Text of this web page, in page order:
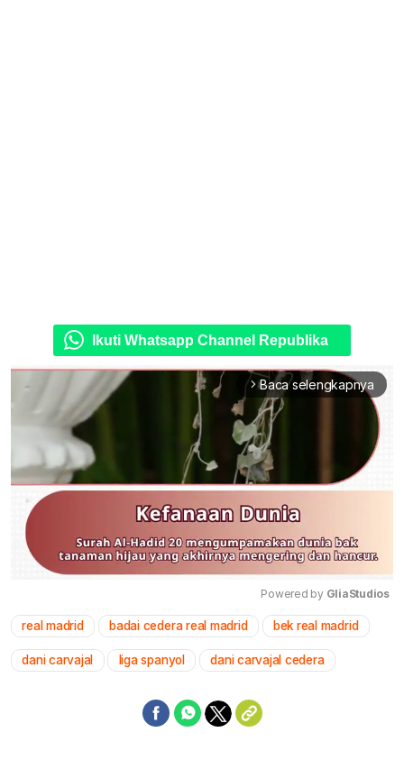
Ikuti Whatsapp Channel Republika
arrow_forward_ios Baca selengkapnya
Mute
Powered by GliaStudios
real madrid badai cedera real madrid bek real madrid
dani carvajal liga spanyol dani carvajal cedera